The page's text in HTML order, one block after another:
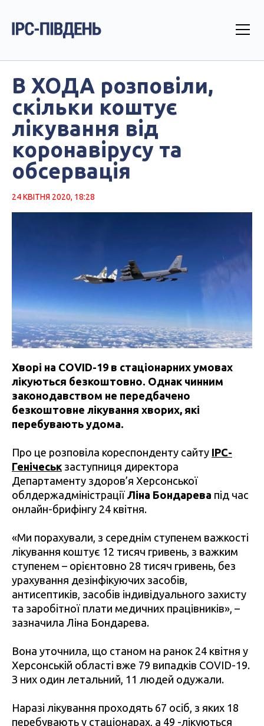
В ХОДА розповіли,
скільки коштує
лікування від
коронавірусу та
обсервація
24 КВІТНЯ 2020, 18:28
Хворі на COVID-19 в стаціонарних умовах
лікуються безкоштовно. Однак чинним
законодавством не передбачено
безкоштовне лікування хворих, які
перебувають удома.
Про це розповіла кореспонденту сайту ІРС-
Генічеськ заступниця директора
Департаменту здоров’я Херсонської
облдержадміністрації Ліна Бондарева під час
онлайн-брифінгу 24 квітня.
«Ми порахували, з середнім ступенем важкості
лікування коштує 12 тисяч гривень, з важким
ступенем – орієнтовно 28 тисяч гривень, без
урахування дезінфікуючих засобів,
антисептиків, засобів індивідуального захисту
та заробітної плати медичних працівників», –
зазначила Ліна Бондарева.
Вона уточнила, що станом на ранок 24 квітня у
Херсонській області вже 79 випадків COVID-19.
З них один летальний, 11 людей одужали.
Наразі лікування проходять 67 осіб, з яких 18
перебувають у стаціонарах, а 49 -лікуються